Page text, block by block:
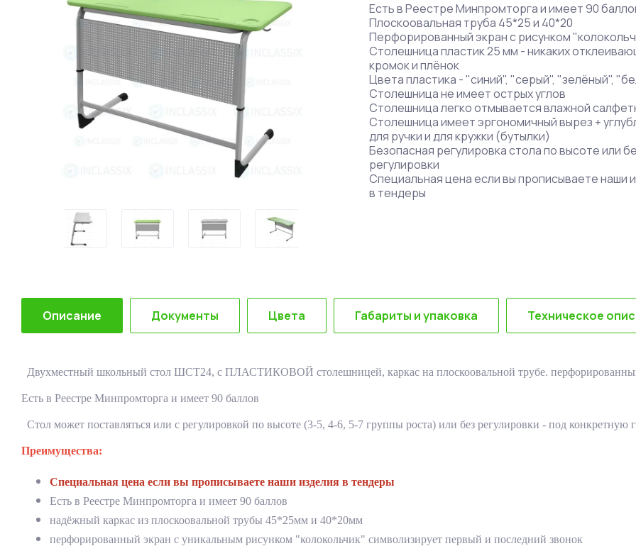
Есть в Реестре Минпромторга и имеет 90
Плоскоовальная труба 45*25 и 40*20
Перфорированный экран с рисунком
Столешница пластик 25 мм - никаких
кромок и плёнок
Цвета пластика - "синий", "серый", "зелёный",
Столешница не имеет острых углов
Столешница легко отмывается влажной
Столешница имеет эргономичный вырез +
для ручки и для кружки (бутылки)
Безопасная регулировка стола по высоте или
регулировки
Специальная цена если вы прописываете наши
в тендеры
Описание Документы Цвета Габариты и упаковка Техническое
Двухместный школьный стол ШСТ24, с ПЛАСТИКОВОЙ столешницей, каркас на плоскоовальной трубе.
Есть в Реестре Минпромторга и имеет 90 баллов
Стол может поставляться или с регулировкой по высоте (3-5, 4-6, 5-7 группы роста) или без регулировки - под конкретную
Преимущества:
Специальная цена если вы прописываете наши изделия в тендеры
Есть в Реестре Минпромторга и имеет 90 баллов
надёжный каркас из плоскоовальной трубы 45*25мм и 40*20мм
перфорированный экран с уникальным рисунком "колокольчик" символизирует первый и последний звонок